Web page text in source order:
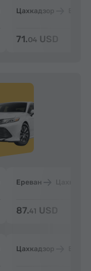
Цахкадзор
71.04 USD
Ереван
87.41 USD
Цахкадзор